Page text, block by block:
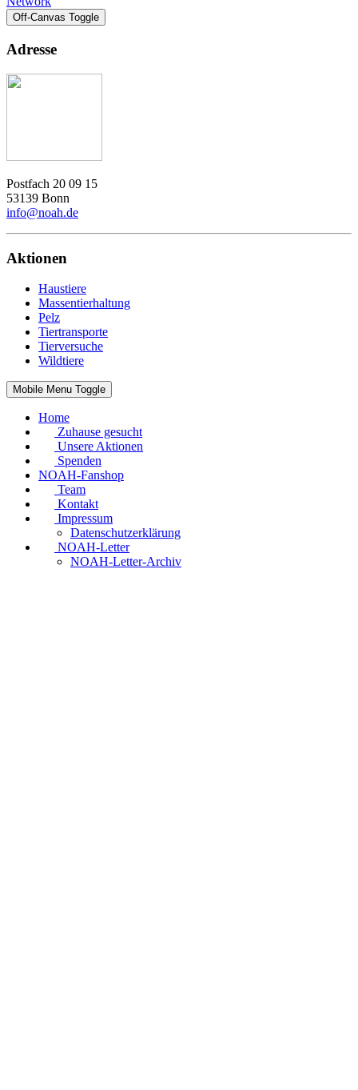
Off-Canvas Toggle
Adresse
Postfach 20 09 15
53139 Bonn
info@noah.de
Aktionen
Haustiere
Massentierhaltung
Pelz
Tiertransporte
Tierversuche
Wildtiere
Mobile Menu Toggle
Home
Zuhause gesucht
Unsere Aktionen
Spenden
NOAH-Fanshop
Team
Kontakt
Impressum
Datenschutzerklärung
NOAH-Letter
NOAH-Letter-Archiv